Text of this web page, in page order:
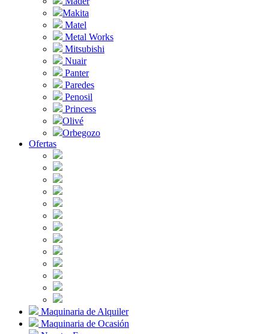
Makita
Matel
Metal Works
Mitsubishi
Nuair
Panter
Paredes
Penosil
Princess
Olivé
Orbegozo
Ofertas
Maquinaria de Alquiler
Maquinaria de Ocasión